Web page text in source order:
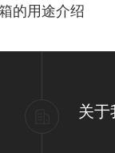
的用途介绍
关于